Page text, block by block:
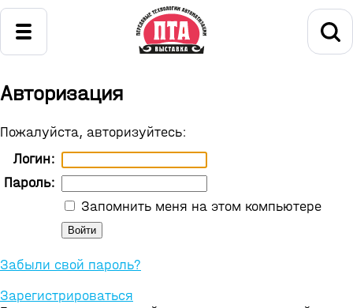
Авторизация
Пожалуйста, авторизуйтесь:
Логин:
Пароль:
Запомнить меня на этом компьютере
Забыли свой пароль?
Зарегистрироваться